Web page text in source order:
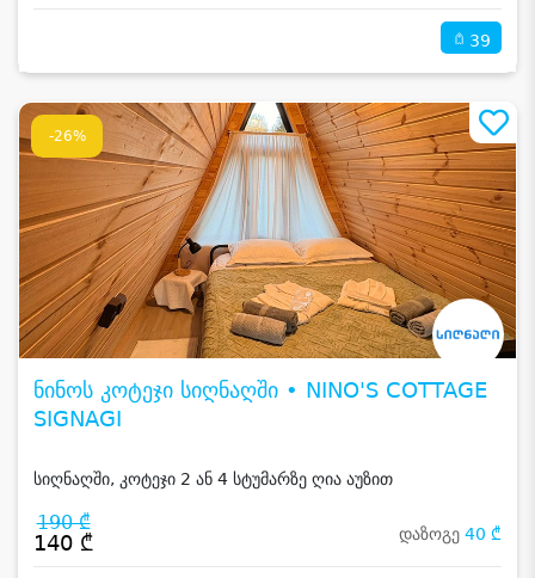
39
-26%
ნინოს კოტეჯი სიღნაღში • NINO'S COTTAGE
SIGNAGI
სიღნაღში, კოტეჯი 2 ან 4 სტუმარზე ღია აუზით
190 ₾
140 ₾ დაზოგე 40 ₾